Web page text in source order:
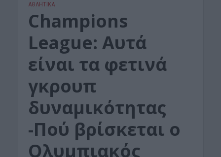
ΑΘΛΗΤΙΚΑ
Champions
League: Αυτά
είναι τα φετινά
γκρουπ
δυναμικότητας
-Πού βρίσκεται ο
Ολυμπιακός